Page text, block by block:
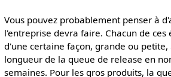
Vous pouvez probablement penser à
l'entreprise devra faire. Chacun de
d'une certaine façon, grande ou
longueur de la queue de release en
semaines. Pour les gros produits, la